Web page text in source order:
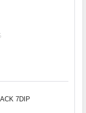
7DIP